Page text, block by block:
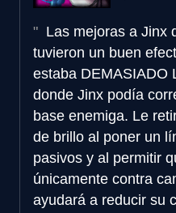
Las mejoras a Jinx
tuvieron un buen
estaba DEMASIADO
donde Jinx podía
base enemiga. Le
de brillo al poner un
pasivos y al permitir
únicamente contra
ayudará a reducir su